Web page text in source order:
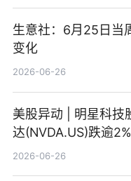
生意社：6月25日当
变化
2026-06-26
美股异动 | 明星科技
达(NVDA.US)跌逾2%
2026-06-26